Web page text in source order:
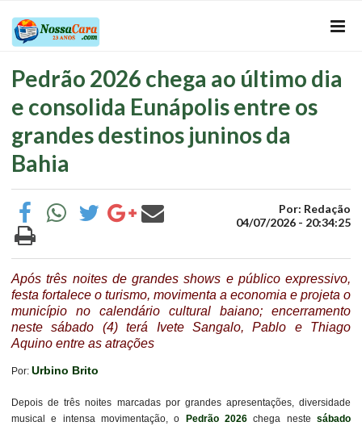
Pedrão 2026 chega ao último dia
e consolida Eunápolis entre os
grandes destinos juninos da
Bahia
Por: Redação
04/07/2026 - 20:34:25
Após três noites de grandes shows e público expressivo,
festa fortalece o turismo, movimenta a economia e projeta o
município no calendário cultural baiano; encerramento
neste sábado (4) terá Ivete Sangalo, Pablo e Thiago
Aquino entre as atrações
Por: Urbino Brito
Depois de três noites marcadas por grandes apresentações, diversidade
musical e intensa movimentação, o
Pedrão 2026 chega nestesábado